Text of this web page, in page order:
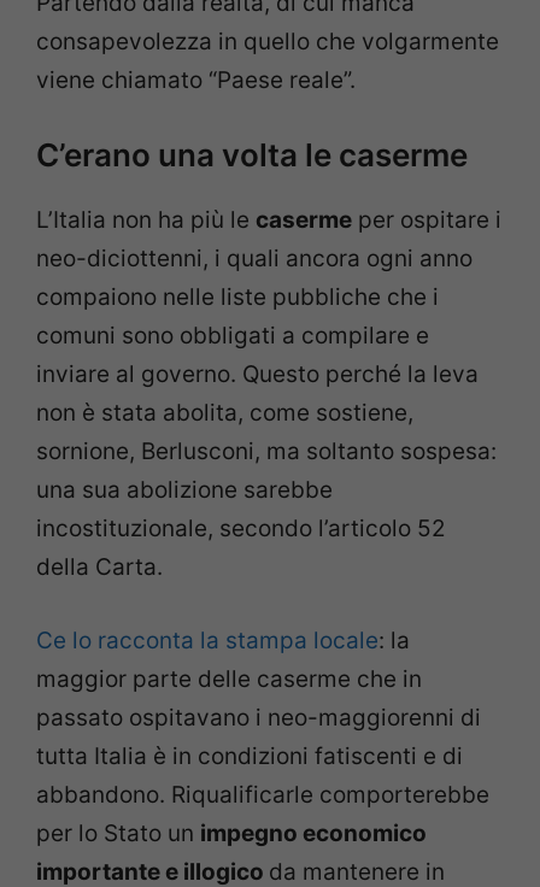
consapevolezza in quello che volgarmente
viene chiamato “Paese reale”.
C’erano una volta le caserme
L’Italia non ha più le caserme per ospitare i
neo-diciottenni, i quali ancora ogni anno
compaiono nelle liste pubbliche che i
comuni sono obbligati a compilare e
inviare al governo. Questo perché la leva
non è stata abolita, come sostiene,
sornione, Berlusconi, ma soltanto sospesa:
una sua abolizione sarebbe
incostituzionale, secondo l’articolo 52
della Carta.
Ce lo racconta la stampa locale: la
maggior parte delle caserme che in
passato ospitavano i neo-maggiorenni di
tutta Italia è in condizioni fatiscenti e di
abbandono. Riqualificarle comporterebbe
per lo Stato un impegno economico
importante e illogico da mantenere in